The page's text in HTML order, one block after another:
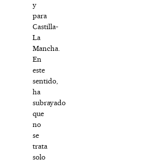
y
para
Castilla-
La
Mancha.
En
este
sentido,
ha
subrayado
que
no
se
trata
solo